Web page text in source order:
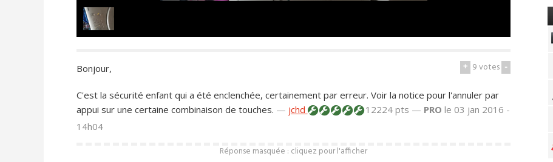
+ 9votes -
Bonjour,
C'est la sécurité enfant qui a été enclenchée, certainement par erreur. Voir la notice pour l'annuler par
appui sur une certaine combinaison de touches. — jchd 12224 pts — PRO le 03 jan 2016 -
14h04
Réponse masquée : cliquez pour l'afficher